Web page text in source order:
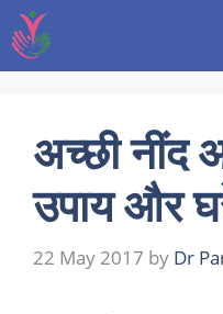
अच्छी
उपाय और
22 May 2017 by Dr